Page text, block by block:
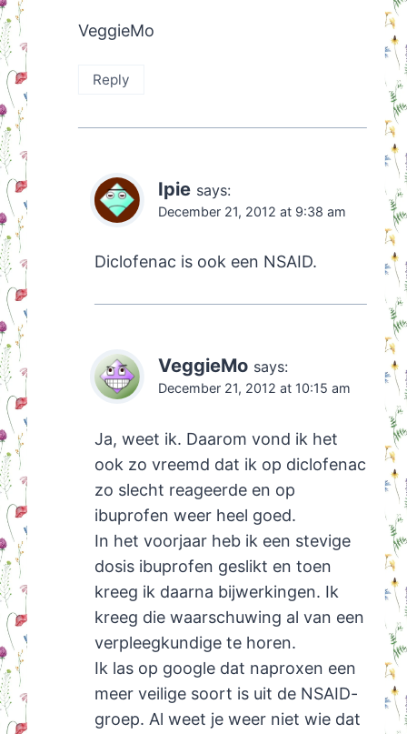
VeggieMo
Reply
Ipie says:
December 21, 2012 at 9:38 am
Diclofenac is ook een NSAID.
VeggieMo says:
December 21, 2012 at 10:15 am
Ja, weet ik. Daarom vond ik het
ook zo vreemd dat ik op diclofenac
zo slecht reageerde en op
ibuprofen weer heel goed.
In het voorjaar heb ik een stevige
dosis ibuprofen geslikt en toen
kreeg ik daarna bijwerkingen. Ik
kreeg die waarschuwing al van een
verpleegkundige te horen.
Ik las op google dat naproxen een
meer veilige soort is uit de NSAID-
groep. Al weet je weer niet wie dat